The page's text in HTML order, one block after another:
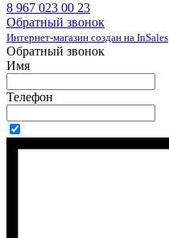
8 967 023 00 23
Обратный звонок
Интернет-магазин создан на InSales
Обратный звонок
Имя
Телефон